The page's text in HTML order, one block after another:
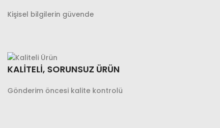
Kişisel bilgilerin güvende
KALİTELİ, SORUNSUZ ÜRÜN
Gönderim öncesi kalite kontrolü